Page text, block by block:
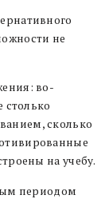
не
во-
столько
сколько
на учебу.
периодом